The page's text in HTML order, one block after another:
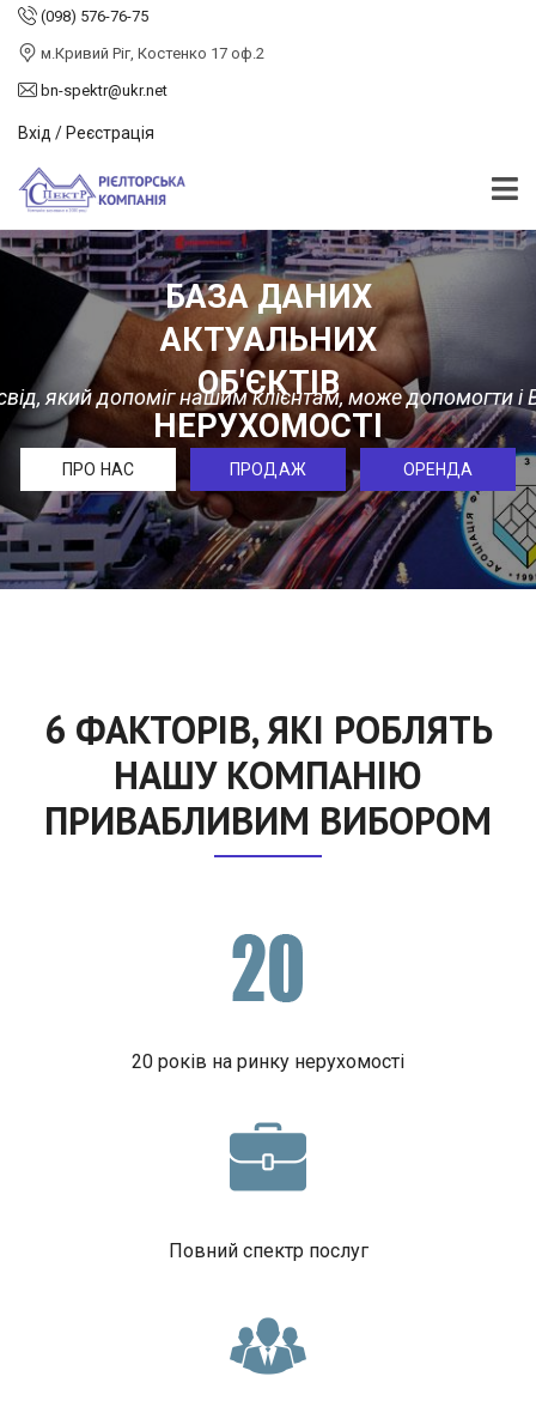
(098) 576-76-75
м.Кривий Ріг, Костенко 17 оф.2
bn-spektr@ukr.net
Вхід / Реєстрація
БАЗА ДАНИХ
АКТУАЛЬНИХ
ОБ'ЄКТІВ
НЕРУХОМОСТІ
який допоміг нашим клієнтам, може допомогти і
ПРО НАС ПРОДАЖ ОРЕНДА
6 ФАКТОРІВ, ЯКІ РОБЛЯТЬ
НАШУ КОМПАНІЮ
ПРИВАБЛИВИМ ВИБОРОМ
20 років на ринку нерухомості
Повний спектр послуг